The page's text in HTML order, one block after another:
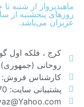
عزیزان می‌باشد.
کرج ، فلکه اول
روحانی (جمهوری)
کارشناس فروش: 38000 340-026
پشتیبانی سایت: 09364840870